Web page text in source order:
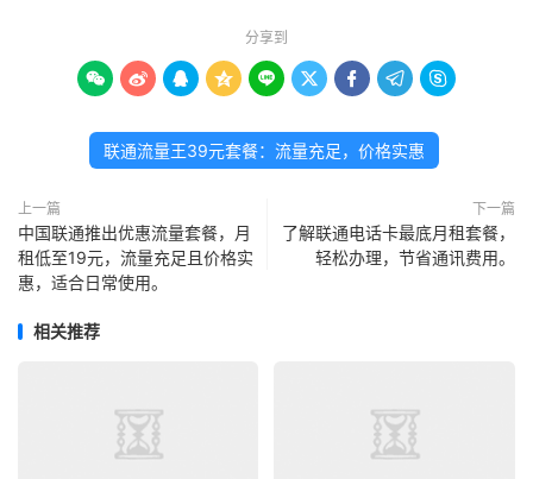
分享到
        
联通流量王39元套餐：流量充足，价格实惠
上一篇
中国联通推出优惠流量套餐，月
租低至19元，流量充足且价格实
惠，适合日常使用。
下一篇
了解联通电话卡最底月租套餐，
轻松办理，节省通讯费用。
相关推荐